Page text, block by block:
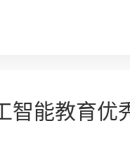
智能教育优